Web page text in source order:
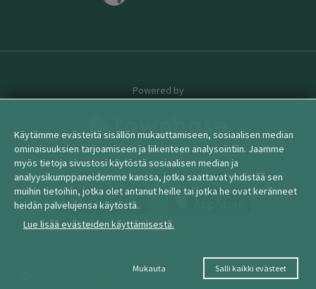
Powered by
© 2026 townbase
Käytämme evästeitä sisällön mukauttamiseen, sosiaalisen median
ominaisuuksien tarjoamiseen ja liikenteen analysointiin. Jaamme
myös tietoja sivustosi käytöstä sosiaalisen median ja
analyysikumppaneidemme kanssa, jotka saattavat yhdistää sen
muihin tietoihin, jotka olet antanut heille tai jotka he ovat keränneet
heidän palvelujensa käytöstä.
Lue lisää evästeiden käyttämisestä.
Mukauta Salli kaikki evästeet